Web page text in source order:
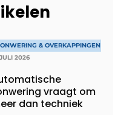
& OVERKAPPINGEN
2026
vraagt om
dan techniek